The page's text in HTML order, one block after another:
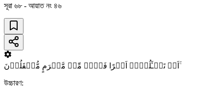
সূরা ৬৮ - আয়াত নং ৪৬
اَمۡ تَسۡـَٔلُہُمۡ اَجۡرًا فَہُمۡ مِّنۡ مَّغۡرَمٍ مُّثۡقَلُوۡنَ ۚ
উচ্চারণ: